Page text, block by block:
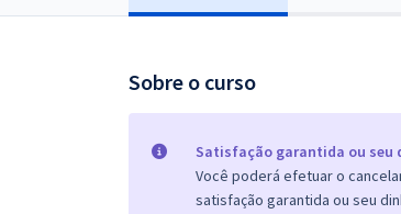
Questões grátis
Sobre o curso
Satisfação garantida ou seu
Você poderá efetuar o
satisfação garantida ou seu